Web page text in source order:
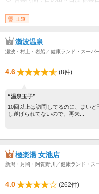
王道
瀬波温泉
瀬波・村上・岩船／健康ランド・スーパ
4.6 (8件)
“温泉玉子”
10回以上は訪問してるのに、まい
し遂げられてないので、再来...
極楽湯 女池店
新潟・月岡・阿賀野川／健康ランド・ス
4.0
(262件)